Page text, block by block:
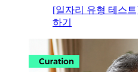
[일자리 유형 테스
하기